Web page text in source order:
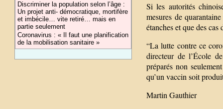
Discriminer la population selon l’âge :
Un projet anti- démocratique, mortifère
et imbécile… vite retiré… mais en
partie seulement
Coronavirus : « Il faut une planification
de la mobilisation sanitaire »
Si les autorités
mesures de
étanches et que des
“La lutte contre ce
directeur de l’École
préparés non
qu’un vaccin soit
Martin Gauthier